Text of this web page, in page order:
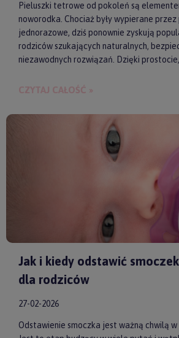
Pieluszki tetrowe od pokoleń są
noworodka. Chociaż były wypierane przez
jednorazowe, dziś ponownie zyskują
rodziców szukających naturalnych,
niezawodnych rozwiązań. Dzięki
przyjazne dla skóry niemowlęcia.
CZYTAJ CAŁOŚĆ »
Jak i kiedy odstawić
dla rodziców
27-02-2026
Odstawienie smoczka jest ważną chwilą